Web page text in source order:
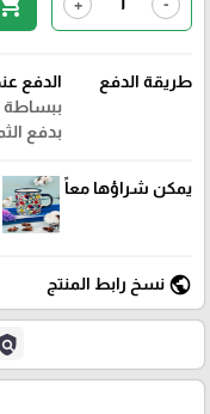
طريقة الدفع
الدفع
ببساطة
بدفع
يمكن شراؤها معاً
public نسخ رابط المنتج